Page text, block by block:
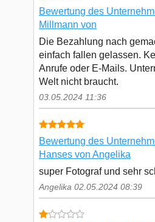
Bewertung des
Millmann von
Die Bezahlung nach
einfach fallen gelassen.
Anrufe oder E-Mails.
Welt nicht braucht.
03.05.2024 11:36
Bewertung des
Hanses von Angelika
super Fotograf und sehr
Angelika 02.05.2024 08:39